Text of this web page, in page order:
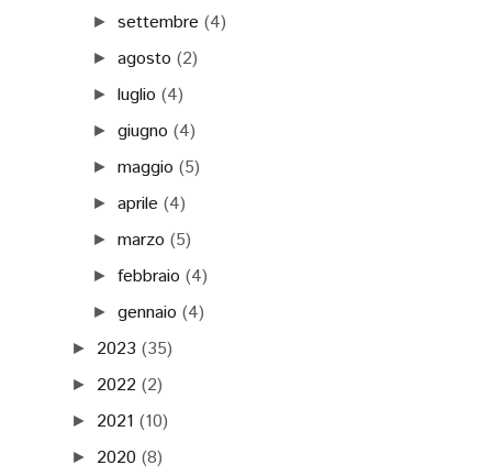
►settembre (4)
►agosto (2)
►luglio (4)
►giugno (4)
►maggio (5)
►aprile (4)
►marzo (5)
►febbraio (4)
►gennaio (4)
► 2023 (35)
► 2022 (2)
► 2021 (10)
► 2020 (8)